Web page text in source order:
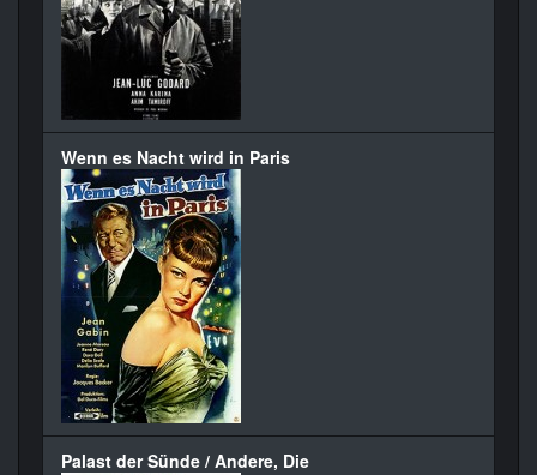
Wenn es Nacht wird in Paris
Palast der Sünde / Andere, Die